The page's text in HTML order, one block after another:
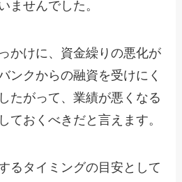
ませんでした。
かけに、資金繰りの悪化が
ンクからの融資を受けにく
たがって、業績が悪くなる
ておくべきだと言えます。
るタイミングの目安として